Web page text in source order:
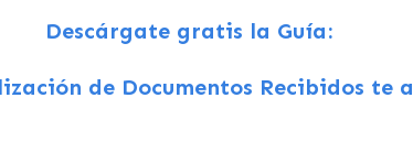
Descárgate gratis la Guía:
de Documentos Recibidos te